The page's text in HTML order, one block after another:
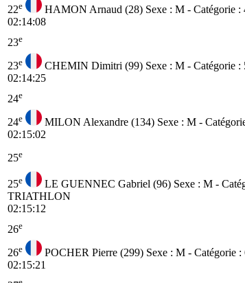
22e HAMON Arnaud (28) Sexe : M - Catégorie :
02:14:08
23e
23e CHEMIN Dimitri (99) Sexe : M - Catégorie :
02:14:25
24e
24e MILON Alexandre (134) Sexe : M -
02:15:02
25e
25e LE GUENNEC Gabriel (96) Sexe : M -
TRIATHLON
02:15:12
26e
26e POCHER Pierre (299) Sexe : M - Catégorie :
02:15:21